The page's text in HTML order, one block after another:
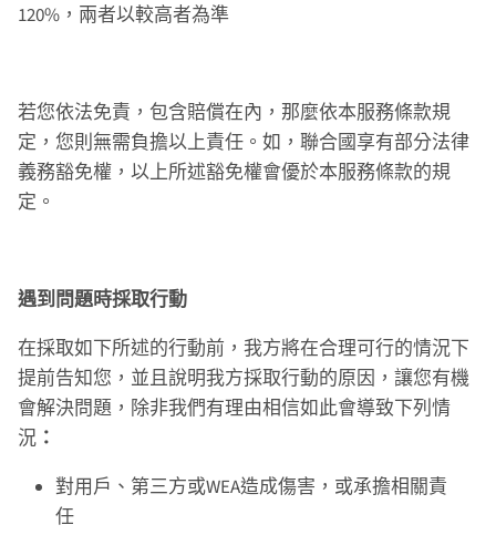
120%，兩者以較高者為準
若您依法免責，包含賠償在內，那麼依本服務條款規
定，您則無需負擔以上責任。如，聯合國享有部分法律
義務豁免權，以上所述豁免權會優於本服務條款的規
定。
遇到問題時採取行動
在採取如下所述的行動前，我方將在合理可行的情況下
提前告知您，並且說明我方採取行動的原因，讓您有機
會解決問題，除非我們有理由相信如此會導致下列情
況 ：
對用戶、第三方或WEA造成傷害，或承擔相關責
任